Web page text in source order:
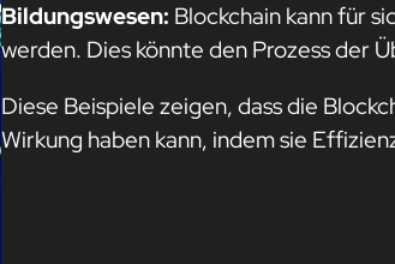
Bildungswesen: Blockchain kann für
werden. Dies könnte den Prozess der
Diese Beispiele zeigen, dass die
Wirkung haben kann, indem sie